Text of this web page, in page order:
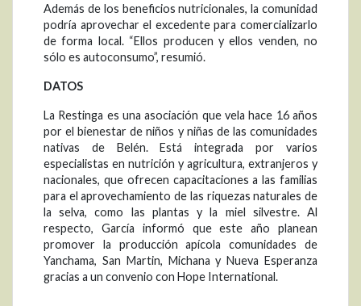
Además de los beneficios nutricionales, la comunidad
podría aprovechar el excedente para comercializarlo
de forma local. “Ellos producen y ellos venden, no
sólo es autoconsumo”, resumió.
DATOS
La Restinga es una asociación que vela hace 16 años
por el bienestar de niños y niñas de las comunidades
nativas de Belén. Está integrada por varios
especialistas en nutrición y agricultura, extranjeros y
nacionales, que ofrecen capacitaciones a las familias
para el aprovechamiento de las riquezas naturales de
la selva, como las plantas y la miel silvestre. Al
respecto, García informó que este año planean
promover la producción apícola comunidades de
Yanchama, San Martin, Michana y Nueva Esperanza
gracias a un convenio con Hope International.